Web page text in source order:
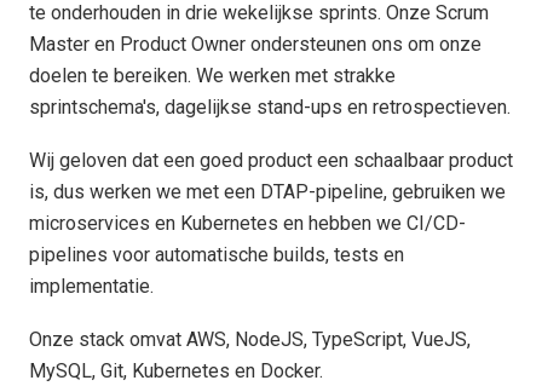
te onderhouden in drie wekelijkse sprints. Onze Scrum
Master en Product Owner ondersteunen ons om onze
doelen te bereiken. We werken met strakke
sprintschema's, dagelijkse stand-ups en retrospectieven.
Wij geloven dat een goed product een schaalbaar product
is, dus werken we met een DTAP-pipeline, gebruiken we
microservices en Kubernetes en hebben we CI/CD-
pipelines voor automatische builds, tests en
implementatie.
Onze stack omvat AWS, NodeJS, TypeScript, VueJS,
MySQL, Git, Kubernetes en Docker.